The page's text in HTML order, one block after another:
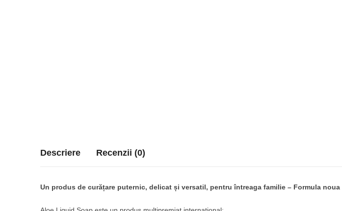
Descriere Recenzii (0)
Un produs de curățare puternic, delicat și versatil, pentru întreaga familie – Formula noua